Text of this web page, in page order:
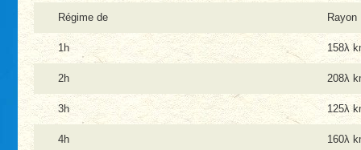
Régime de Rayon
1h 158λ
2h 208λ
3h 125λ
4h 160λ